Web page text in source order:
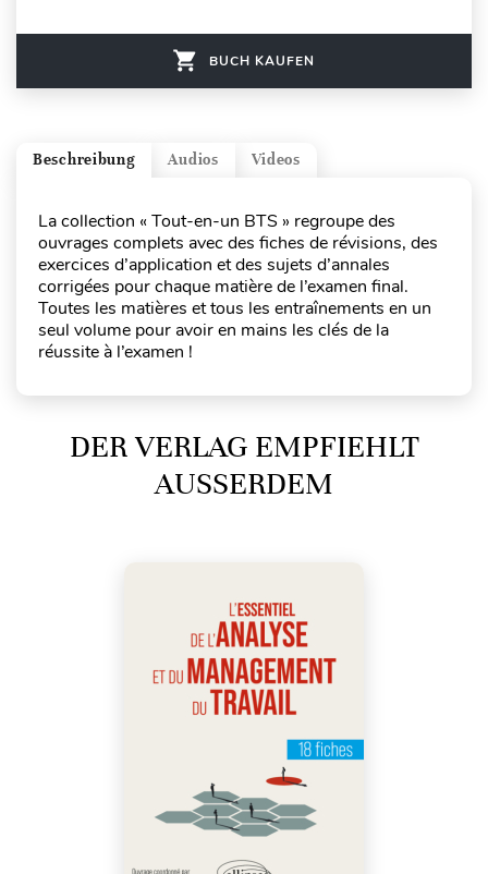
BUCH KAUFEN
Videos
Audios
Beschreibung
La collection « Tout-en-un BTS » regroupe des
ouvrages complets avec des fiches de révisions, des
exercices d’application et des sujets d’annales
corrigées pour chaque matière de l’examen final.
Toutes les matières et tous les entraînements en un
seul volume pour avoir en mains les clés de la
réussite à l’examen !
DER VERLAG EMPFIEHLT
AUSSERDEM